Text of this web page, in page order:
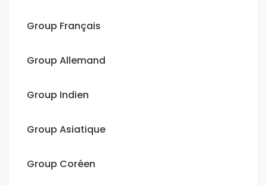
Group Français
Group Allemand
Group Indien
Group Asiatique
Group Coréen